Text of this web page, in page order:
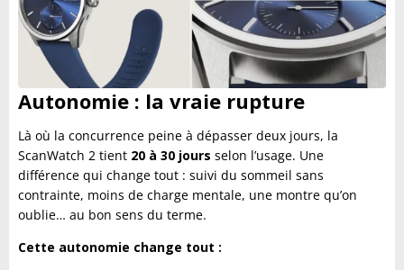
Autonomie : la vraie rupture
Là où la concurrence peine à dépasser deux jours, la
ScanWatch 2 tient 20 à 30 jours selon l’usage. Une
différence qui change tout : suivi du sommeil sans
contrainte, moins de charge mentale, une montre qu’on
oublie… au bon sens du terme.
Cette autonomie change tout :